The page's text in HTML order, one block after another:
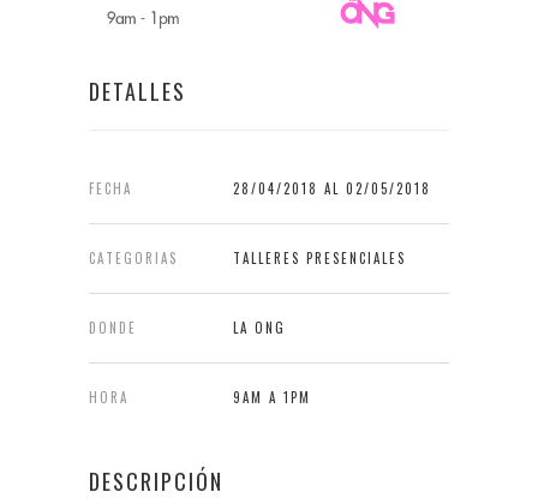
DETALLES
FECHA 28/04/2018 AL 02/05/2018
CATEGORIAS TALLERES PRESENCIALES
DONDE LA ONG
HORA 9AM A 1PM
DESCRIPCIÓN